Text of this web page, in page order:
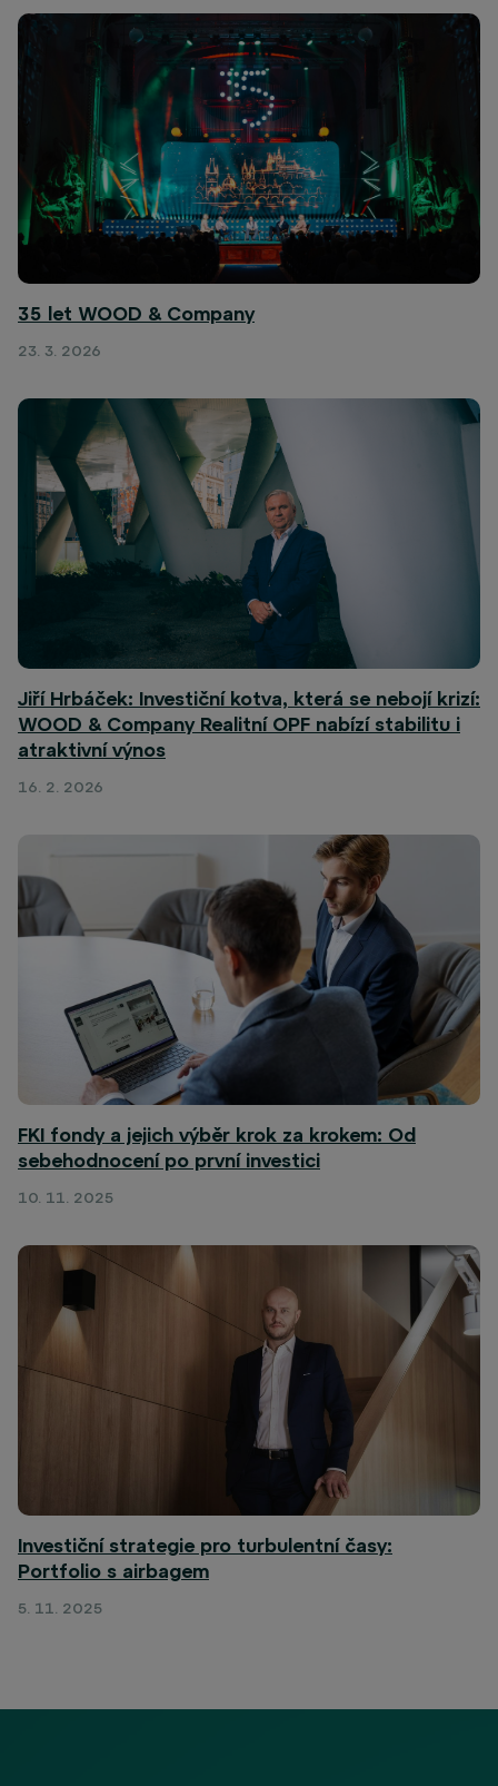
35 let WOOD & Company
23. 3. 2026
Jiří Hrbáček: Investiční kotva, která se nebojí krizí:
WOOD & Company Realitní OPF nabízí stabilitu i
atraktivní výnos
16. 2. 2026
FKI fondy a jejich výběr krok za krokem: Od
sebehodnocení po první investici
10. 11. 2025
Investiční strategie pro turbulentní časy:
Portfolio s airbagem
5. 11. 2025